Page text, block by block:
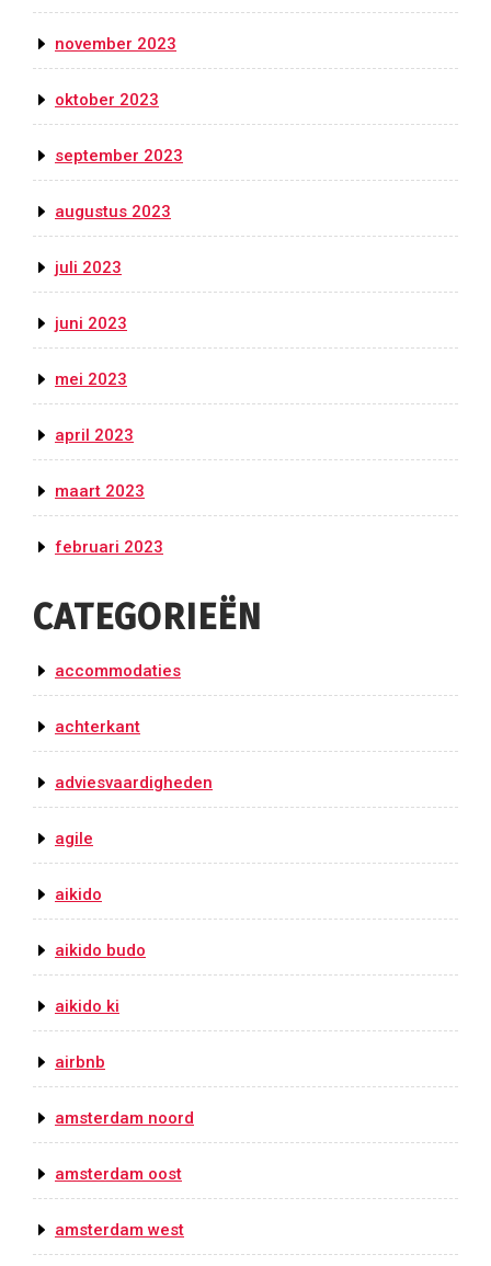
november 2023
oktober 2023
september 2023
augustus 2023
juli 2023
juni 2023
mei 2023
april 2023
maart 2023
februari 2023
CATEGORIEËN
accommodaties
achterkant
adviesvaardigheden
agile
aikido
aikido budo
aikido ki
airbnb
amsterdam noord
amsterdam oost
amsterdam west